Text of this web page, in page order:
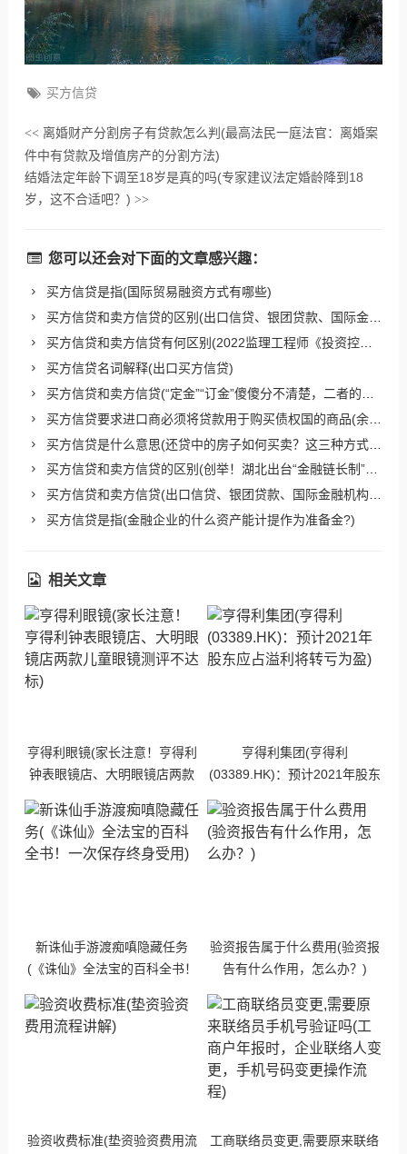
买方信贷
<<离婚财产分割房子有贷款怎么判(最高法民一庭法官：离婚案
件中有贷款及增值房产的分割方法)
结婚法定年龄下调至18岁是真的吗(专家建议法定婚龄降到18
岁，这不合适吧？) >>
您可以还会对下面的文章感兴趣：
买方信贷是指(国际贸易融资方式有哪些)
买方信贷和卖方信贷的区别(出口信贷、银团贷款、国际金融机构贷款)
买方信贷和卖方信贷有何区别(2022监理工程师《投资控制》第三章 高频出题考点精细化整理)
买方信贷名词解释(出口买方信贷)
买方信贷和卖方信贷(“定金”“订金”傻傻分不清楚，二者的区别整明白了吗？)
买方信贷要求进口商必须将贷款用于购买债权国的商品(余永定：近1.3万亿美元海外资产下落不明 钱去哪了)
买方信贷是什么意思(还贷中的房子如何买卖？这三种方式必须收藏)
买方信贷和卖方信贷的区别(创举！湖北出台“金融链长制”未来覆盖全部26条重点产业链)
买方信贷和卖方信贷(出口信贷、银团贷款、国际金融机构贷款)
买方信贷是指(金融企业的什么资产能计提作为准备金?)
相关文章
亨得利眼镜(家长注意！亨得利
钟表眼镜店、大明眼镜店两款
亨得利集团(亨得利
(03389.HK)：预计2021年股东
新诛仙手游渡痴嗔隐藏任务
(《诛仙》全法宝的百科全书！
验资报告属于什么费用(验资报
告有什么作用，怎么办？)
验资收费标准(垫资验资费用流
工商联络员变更,需要原来联络